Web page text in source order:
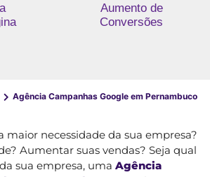
Aumento de
Conversões
Agência Campanhas Google em Pernambuco
necessidade da sua empresa?
Aumentar suas vendas? Seja qual
sua empresa, uma Agência